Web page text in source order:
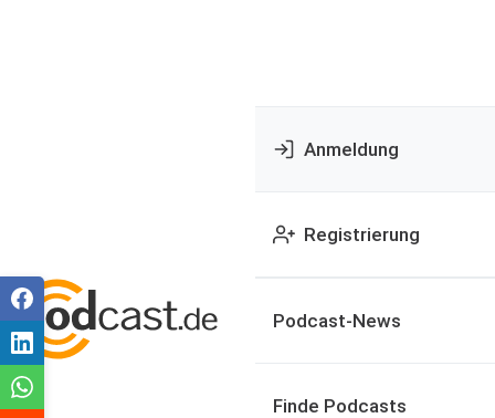
Anmeldung
Registrierung
Podcast-News
Finde Podcasts